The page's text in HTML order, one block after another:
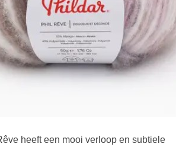
heeft een mooi verloop en subtiele